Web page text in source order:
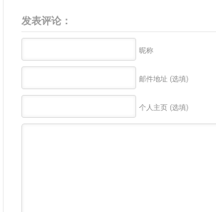
发表评论：
昵称
邮件地址 (选填)
个人主页 (选填)